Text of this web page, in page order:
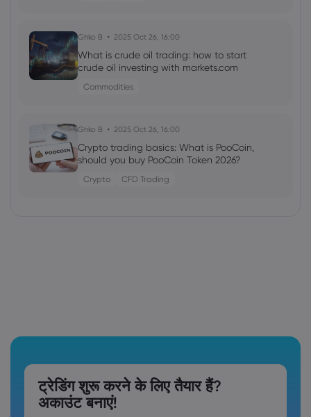
Ghko B 2025 Oct 26, 16:00
What is crude oil trading: how to start
crude oil investing with markets.com
Commodities
Ghko B 2025 Oct 26, 16:00
Crypto trading basics: What is PooCoin,
should you buy PooCoin Token 2026?
Crypto CFD Trading
ट्रेडिंग शुरू करने के लिए तैयार हैं?
अकाउंट बनाएं!